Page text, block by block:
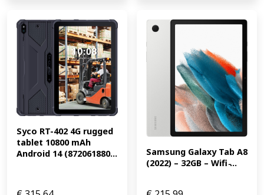
Syco RT-402 4G rugged
tablet 10800 mAh
Android 14 (872061880...
Samsung Galaxy Tab A8
(2022) – 32GB – Wifi ̵...